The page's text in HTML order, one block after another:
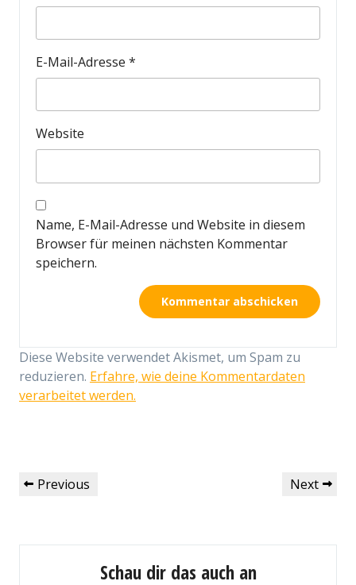
E-Mail-Adresse *
Website
Name, E-Mail-Adresse und Website in diesem
Browser für meinen nächsten Kommentar
speichern.
Diese Website verwendet Akismet, um Spam zu
reduzieren. Erfahre, wie deine Kommentardaten
verarbeitet werden.
Beitragsnavigation
Previous
Previous
Next
Next
Schau dir das auch an